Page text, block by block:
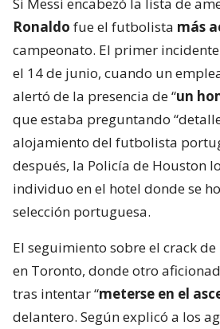
Ronaldo fue el futbolista más
campeonato. El primer
el 14 de junio, cuando un
alertó de la presencia de “un
que estaba preguntando
alojamiento del futbolista
después, la Policía de Houston
individuo en el hotel donde se
selección portuguesa.
El seguimiento sobre el crack
en Toronto, donde otro
tras intentar “meterse en el
delantero. Según explicó a los